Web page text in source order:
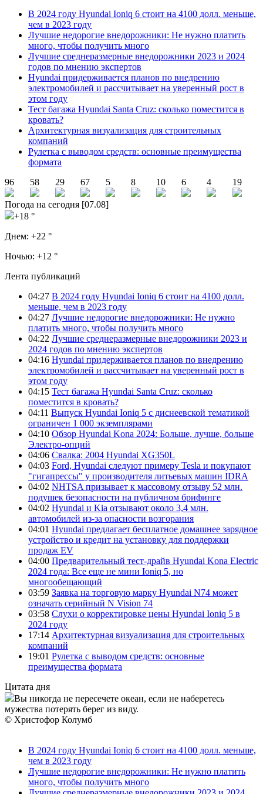
В 2024 году Hyundai Ioniq 6 стоит на 4100 долл. меньше,
чем в 2023 году
Лучшие недорогие внедорожники: Не нужно платить
много, чтобы получить много
Лучшие среднеразмерные внедорожники 2023 и 2024
годов по мнению экспертов
Hyundai придерживается планов по внедрению
электромобилей и рассчитывает на уверенный рост в
этом году
Тест багажа Hyundai Santa Cruz: сколько поместится в
кровать?
Архитектурная визуализация для строительных
компаний
Рулетка с выводом средств: основные преимущества
формата
96
58 29 67 5 8 10 6 4 19
Погода на сегодня [07.08]
+18 °
Днем: +22 °
Ночью: +12 °
Лента публикаций
04:27 В 2024 году Hyundai Ioniq 6 стоит на 4100 долл.
меньше, чем в 2023 году
04:27 Лучшие недорогие внедорожники: Не нужно
платить много, чтобы получить много
04:22 Лучшие среднеразмерные внедорожники 2023 и
2024 годов по мнению экспертов
04:16 Hyundai придерживается планов по внедрению
электромобилей и рассчитывает на уверенный рост в
этом году
04:15 Тест багажа Hyundai Santa Cruz: сколько
поместится в кровать?
04:11 Выпуск Hyundai Ioniq 5 с диснеевской тематикой
ограничен 1 000 экземплярами
04:10 Обзор Hyundai Kona 2024: Больше, лучше, больше
Электро-опций
04:06 Свалка: 2004 Hyundai XG350L
04:03 Ford, Hyundai следуют примеру Tesla и покупают
"гигапрессы" у производителя литьевых машин IDRA
04:02 NHTSA призывает к массовому отзыву 52 млн.
подушек безопасности на публичном брифинге
04:02 Hyundai и Kia отзывают около 3,4 млн.
автомобилей из-за опасности возгорания
04:01 Hyundai предлагает бесплатное домашнее зарядное
устройство и кредит на установку для поддержки
продаж EV
04:00 Предварительный тест-драйв Hyundai Kona Electric
2024 года: Все еще не мини Ioniq 5, но
многообещающий
03:59 Заявка на торговую марку Hyundai N74 может
означать серийный N Vision 74
03:58 Слухи о корректировке цены Hyundai Ioniq 5 в
2024 году
17:14 Архитектурная визуализация для строительных
компаний
19:01 Рулетка с выводом средств: основные
преимущества формата
Цитата дня
Вы никогда не пересечете океан, если не наберетесь
мужества потерять берег из виду.
© Христофор Колумб
В 2024 году Hyundai Ioniq 6 стоит на 4100 долл. меньше,
чем в 2023 году
Лучшие недорогие внедорожники: Не нужно платить
много, чтобы получить много